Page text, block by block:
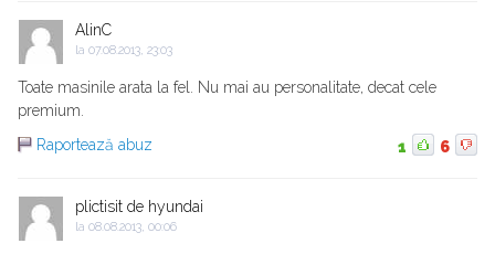
AlinC
la 07.08.2013, 23:03
Toate masinile arata la fel. Nu mai au personalitate, decat cele
premium.
Raportează abuz
1 6
plictisit de hyundai
la 08.08.2013, 00:06